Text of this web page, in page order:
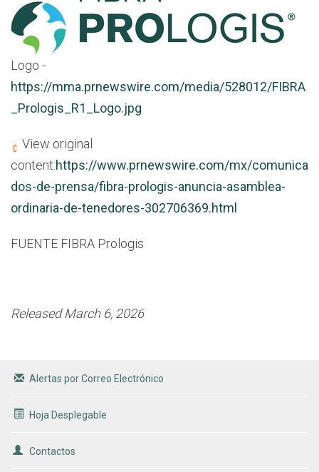
Logo -
https://mma.prnewswire.com/media/528012/FIBRA
_Prologis_R1_Logo.jpg
View original
content:https://www.prnewswire.com/mx/comunica
dos-de-prensa/fibra-prologis-anuncia-asamblea-
ordinaria-de-tenedores-302706369.html
FUENTE FIBRA Prologis
Released March 6, 2026
Alertas por Correo Electrónico
Hoja Desplegable
Contactos